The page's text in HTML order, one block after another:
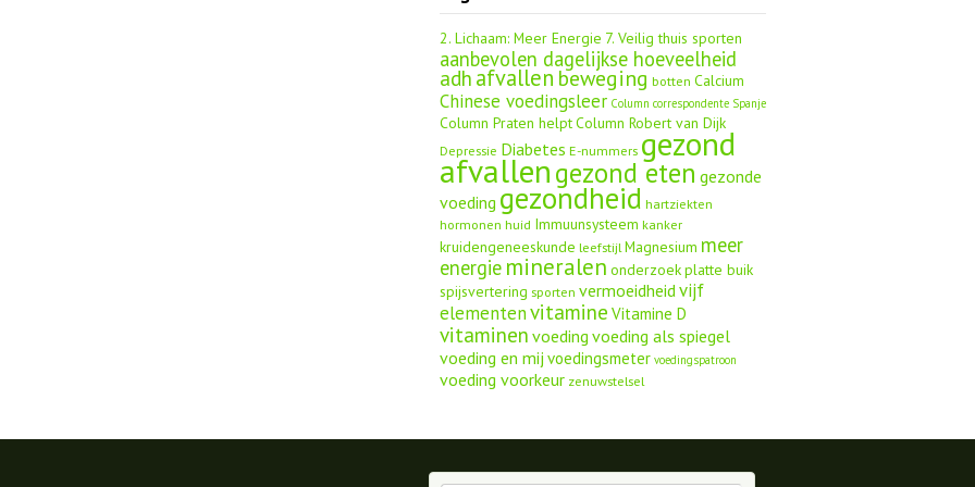
2. Lichaam: Meer Energie 7. Veilig thuis sporten
aanbevolen dagelijkse hoeveelheid
adh afvallen beweging botten Calcium
Chinese voedingsleer Column correspondente Spanje
Column Praten helptColumn Robert van Dijk
Depressie Diabetes E-nummers gezond
afvallengezond eten gezonde
voeding gezondheid hartziekten
hormonen huid Immuunsysteem kanker
kruidengeneeskunde leefstijl Magnesium meer
energie mineralen onderzoekplatte buik
spijsvertering sporten vermoeidheid vijf
elementenvitamine Vitamine D
vitaminen voeding voeding als spiegel
voeding en mij voedingsmeter voedingspatroon
voeding voorkeur zenuwstelsel